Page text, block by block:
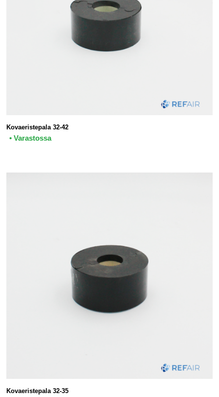
Kovaeristepala 32-42
• Varastossa
Kovaeristepala 32-35